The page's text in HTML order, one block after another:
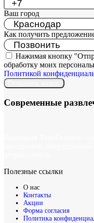
Ваш город
Как получить
Нажимая кнопку
обработку моих
Политикой
Современные
Полезные ссылки
О нас
Контакты
Акции
Форма согласия
Политика